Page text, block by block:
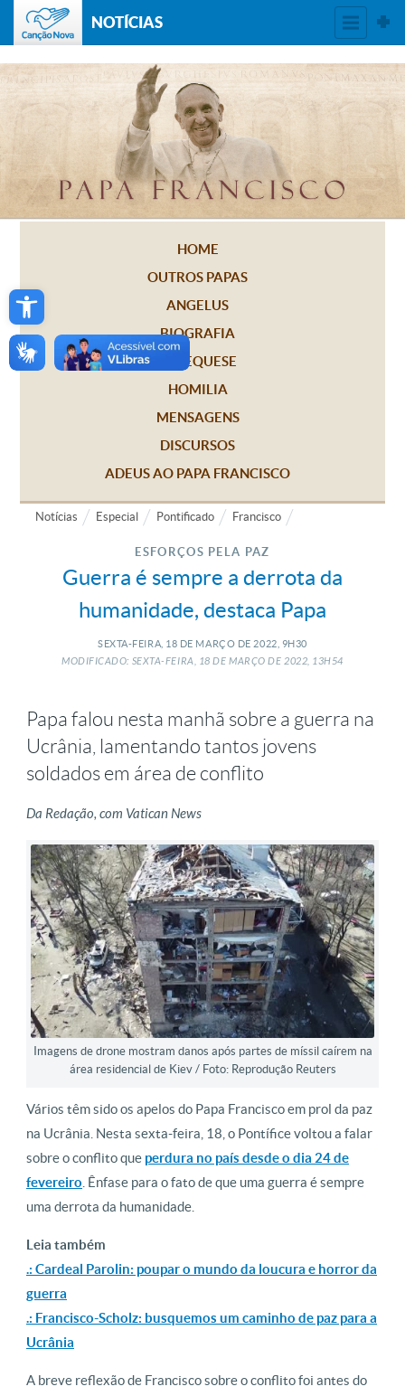
Open toolbar
NOTÍCIAS
HOME
OUTROS PAPAS
ANGELUS
BIOGRAFIA
CATEQUESE
HOMILIA
MENSAGENS
DISCURSOS
ADEUS AO PAPA FRANCISCO
Notícias Especial Pontificado Francisco
ESFORÇOS PELA PAZ
Guerra é sempre a derrota da
humanidade, destaca Papa
SEXTA-FEIRA, 18 DE MARÇO DE 2022, 9H30
MODIFICADO: SEXTA-FEIRA, 18 DEMARÇO DE 2022, 13H54
Papa falou nesta manhã sobre a guerra na
Ucrânia, lamentando tantos jovens
soldados em área de conflito
Da Redação, com Vatican News
Imagens de drone mostram danos após partes de míssil caírem na
área residencial de Kiev / Foto: Reprodução Reuters
Vários têm sido os apelos do Papa Francisco em prol da paz
na Ucrânia. Nesta sexta-feira, 18, o Pontífice voltou a falar
sobre o conflito que perdura no país desde o dia 24 de
fevereiro . Ênfase para o fato de que uma guerra é sempre
uma derrota da humanidade.
Leia também
.: Cardeal Parolin: poupar o mundo da loucura e horror da
guerra
.: Francisco-Scholz: busquemos um caminho de paz para a
Ucrânia
A breve reflexão de Francisco sobre o conflito foi antes do